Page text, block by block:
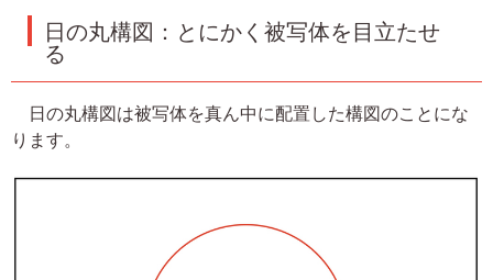
日の丸構図：とにかく被写体を目立たせ
る
日の丸構図は被写体を真ん中に配置した構図のことにな
ります。